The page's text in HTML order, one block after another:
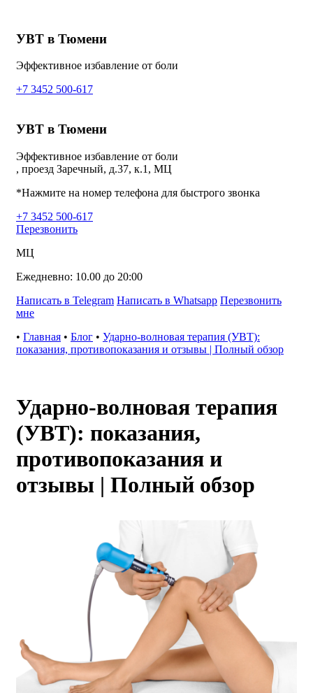
УВТ в Тюмени
Эффективное избавление от боли
+7 3452 500-617
УВТ в Тюмени
Эффективное избавление от боли
, проезд Заречный, д.37, к.1, МЦ
*Нажмите на номер телефона для быстрого звонка
+7 3452 500-617
Перезвонить
МЦ
Ежедневно: 10.00 до 20:00
Написать в Telegram Написать в Whatsapp Перезвонить
мне
• Главная • Блог • Ударно-волновая терапия (УВТ):
показания, противопоказания и отзывы | Полный обзор
Ударно-волновая терапия
(УВТ): показания,
противопоказания и
отзывы | Полный обзор